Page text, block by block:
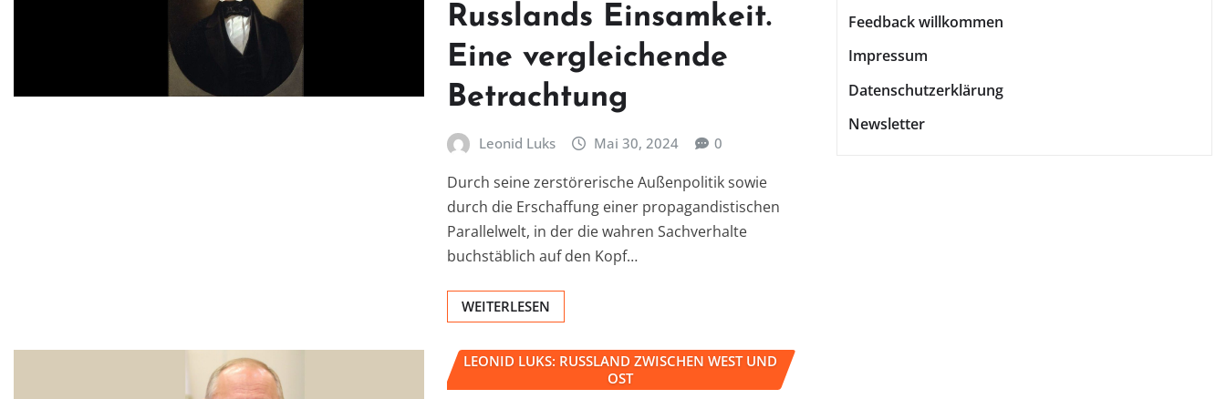
Russlands Einsamkeit.
Eine vergleichende
Betrachtung
Leonid Luks Mai 30, 2024 0
Durch seine zerstörerische Außenpolitik sowie
durch die Erschaffung einer propagandistischen
Parallelwelt, in der die wahren Sachverhalte
buchstäblich auf den Kopf…
WEITERLESEN
LEONID LUKS: RUSSLAND ZWISCHEN WEST UND
OST
Feedback willkommen
Impressum
Datenschutzerklärung
Newsletter